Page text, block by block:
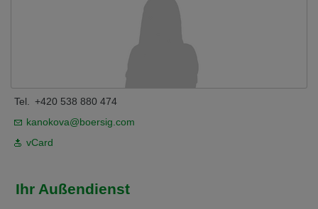
Tel.
+420 538 880 474
kanokova@boersig.com
vCard
Ihr Außendienst